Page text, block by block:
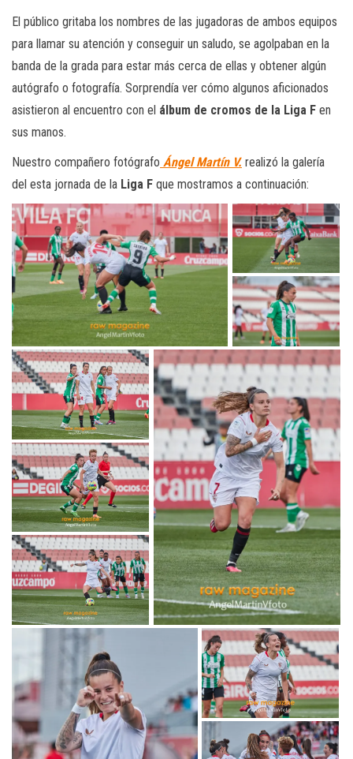
El público gritaba los nombres de las jugadoras de ambos equipos
para llamar su atención y conseguir un saludo, se agolpaban en la
banda de la grada para estar más cerca de ellas y obtener algún
autógrafo o fotografía. Sorprendía ver cómo algunos aficionados
asistieron al encuentro con el álbum de cromos de la Liga F en
sus manos.
Nuestro compañero fotógrafo Ángel Martín V. realizó la galería
del esta jornada de la Liga F que mostramos a continuación: